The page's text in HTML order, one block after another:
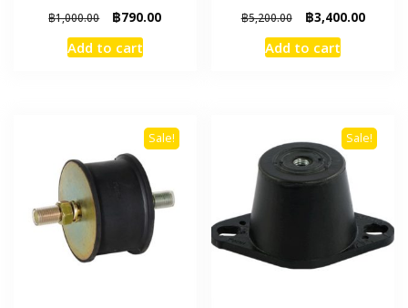
฿1,000.00
Original
price
was:
฿790.00Current
Add to cart
฿5,200.00
Original
price
was:
฿3,400.00Current
Add to cart
Sale! Sale!